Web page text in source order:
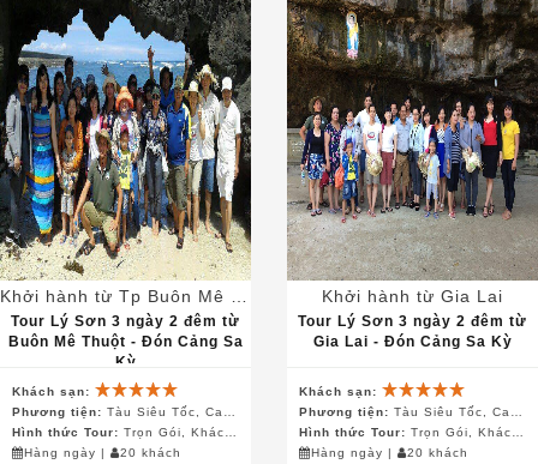
Tour Lý Sơn 3 ngày 2 đêm từ
Buôn Mê Thuột - Đón Cảng Sa
Kỳ
Khách sạn:
Phương tiện: Tàu Siêu Tốc, Canô, Ô Tô, Xe Điện
Hình thức Tour: Trọn Gói, Khách Đoàn
Hàng ngày | 20 khách
Khởi hành từ Gia Lai
Tour Lý Sơn 3 ngày 2 đêm từ
Gia Lai - Đón Cảng Sa Kỳ
Khách sạn:
Phương tiện: Tàu Siêu Tốc, Canô, Ô Tô, Xe Điện
Hình thức Tour: Trọn Gói, Khách Đoàn
Hàng ngày | 20 khách